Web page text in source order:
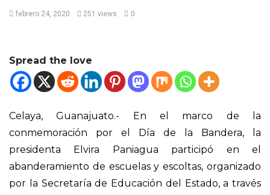
febrero 24, 2020 251 views 0
Spread the love
Celaya, Guanajuato.- En el marco de la
conmemoración por el Día de la Bandera, la
presidenta Elvira Paniagua participó en el
abanderamiento de escuelas y escoltas, organizado
por la Secretaría de Educación del Estado, a través